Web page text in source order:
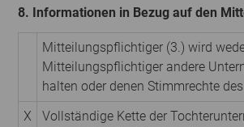
8. Informationen in Bezug auf den
Mitteilungspflichtiger (3.) wird
Mitteilungspflichtiger andere
halten oder denen Stimmrechte
X
Vollständige Kette der